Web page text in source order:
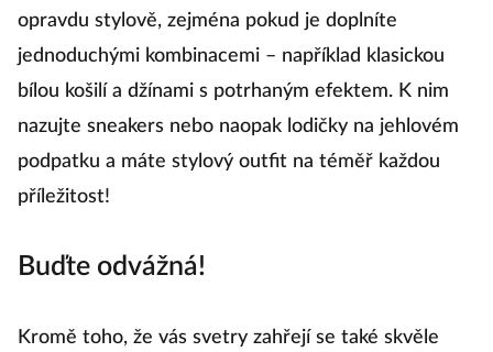
opravdu stylově, zejména pokud je doplníte
jednoduchými kombinacemi – například klasickou
bílou košilí a džínami s potrhaným efektem. K nim
nazujte sneakers nebo naopak lodičky na jehlovém
podpatku a máte stylový outfit na téměř každou
příležitost!
Buďte odvážná!
Kromě toho, že vás svetry zahřejí se také skvěle